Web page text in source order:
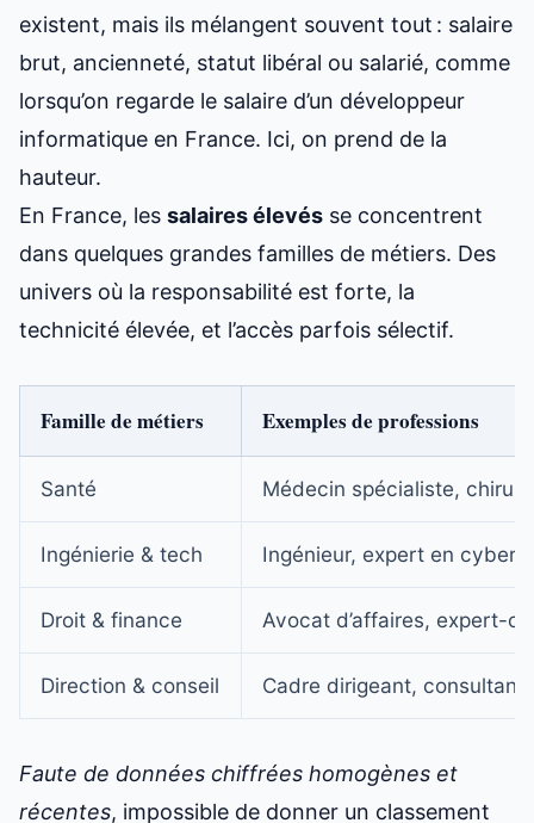
existent, mais ils mélangent souvent tout : salaire
brut, ancienneté, statut libéral ou salarié, comme
lorsqu’on regarde le salaire d’un développeur
informatique en France. Ici, on prend de la
hauteur.
En France, les salaires élevés se concentrent
dans quelques grandes familles de métiers. Des
univers où la responsabilité est forte, la
technicité élevée, et l’accès parfois sélectif.
Famille de métiers Exemples de professions
Santé Médecin spécialiste,
Ingénierie & tech Ingénieur, expert en
Droit & finance Avocat d’affaires, expert-
Direction & conseil Cadre dirigeant, consultant
Faute de données chiffrées homogènes et
récentes, impossible de donner un classement